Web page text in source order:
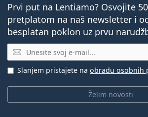
Prvi put na Lentiamo? Osvojite
pretplatom na naš newsletter i
besplatan poklon uz prvu
E-mail
Želim novosti
Slanjem pristajete na obradu osobnih